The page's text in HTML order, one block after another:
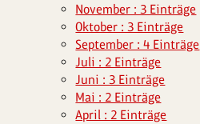
November : 3 Einträge
Oktober : 3 Einträge
September : 4 Einträge
Juli : 2 Einträge
Juni : 3 Einträge
Mai : 2 Einträge
April : 2 Einträge